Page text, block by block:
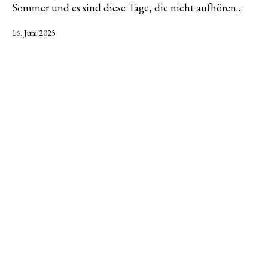
Sommer und es sind diese Tage, die nicht aufhören…
Veröffentlicht
16. Juni 2025